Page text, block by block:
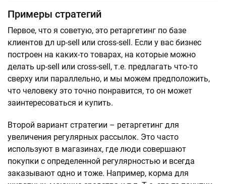
Примеры стратегий
Первое, что я советую, это ретаргетинг по базе
клиентов дл up-sell или cross-sell. Если у вас бизнес
построен на каких-то товарах, на которые можно
делать up-sell или cross-sell, т.е. предлагать что-то
сверху или параллельно, и мы можем предположить,
что человеку это точно понравится, то он может
заинтересоваться и купить.
Второй вариант стратегии – ретаргетинг для
увеличения регулярных рассылок. Это часто
используют в магазинах, где люди совершают
покупки с определенной регулярностью и всегда
заказывают одно и тоже. Например, корма для